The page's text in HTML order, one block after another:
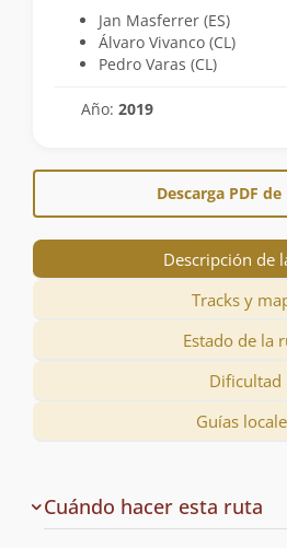
Jan Masferrer (ES)
Álvaro Vivanco (CL)
Pedro Varas (CL)
Año: 2019
Descarga PDF
Descripción de
Tracks y
Estado de la
Dificultad
Guías
de
Cuándo hacer esta ruta